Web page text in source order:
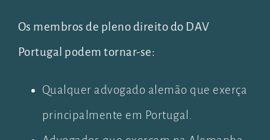
Os membros de pleno direito do DAV
Portugal podem tornar-se:
Qualquer advogado alemão que exerça
principalmente em Portugal.